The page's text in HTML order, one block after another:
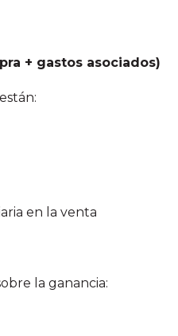
+ gastos asociados)
en la venta
la ganancia: